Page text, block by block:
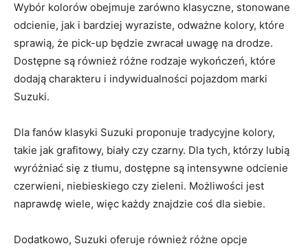
Wybór kolorów obejmuje​ zarówno ⁣klasyczne, stonowane
odcienie, jak i bardziej wyraziste, odważne kolory, które
sprawią, że pick-up będzie zwracał uwagę na drodze.
Dostępne są również różne rodzaje ‍wykończeń, które
dodają charakteru i indywidualności pojazdom marki
Suzuki.
Dla fanów klasyki Suzuki proponuje tradycyjne kolory,
‍takie jak grafitowy, biały czy czarny. Dla tych, którzy lubią
‌wyróżniać się z tłumu, dostępne są intensywne odcienie
⁣czerwieni, niebieskiego czy zieleni. Możliwości jest
naprawdę wiele, więc każdy znajdzie coś dla siebie.
Dodatkowo, Suzuki oferuje również różne opcje‌